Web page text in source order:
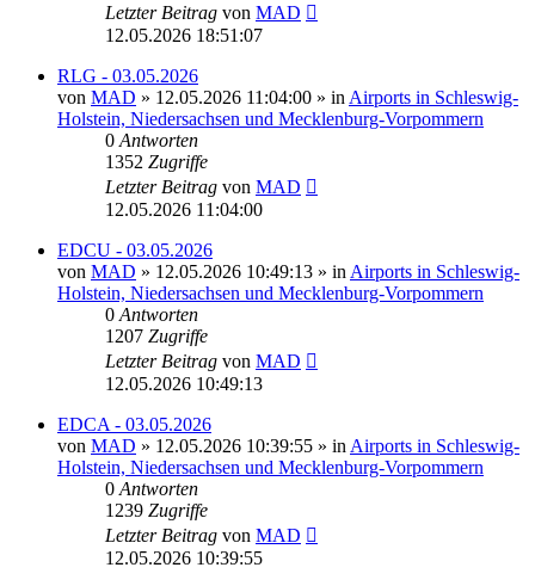
Letzter Beitrag von MAD
12.05.2026 18:51:07
RLG - 03.05.2026
von MAD » 12.05.2026 11:04:00 » in Airports in Schleswig-
Holstein, Niedersachsen und Mecklenburg-Vorpommern
0 Antworten
1352 Zugriffe
Letzter Beitrag von MAD
12.05.2026 11:04:00
EDCU - 03.05.2026
von MAD » 12.05.2026 10:49:13 » in Airports in Schleswig-
Holstein, Niedersachsen und Mecklenburg-Vorpommern
0 Antworten
1207 Zugriffe
Letzter Beitrag von MAD
12.05.2026 10:49:13
EDCA - 03.05.2026
von MAD » 12.05.2026 10:39:55 » in Airports in Schleswig-
Holstein, Niedersachsen und Mecklenburg-Vorpommern
0 Antworten
1239 Zugriffe
Letzter Beitrag von MAD
12.05.2026 10:39:55